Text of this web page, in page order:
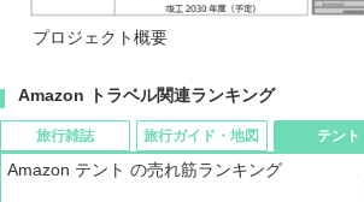
プロジェクト概要
Amazon トラベル関連ランキング
旅行雑誌 旅行ガイド・地図 テント
Amazon テント の売れ筋ランキング